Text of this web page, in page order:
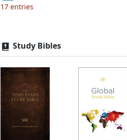
17 entries
Study Bibles